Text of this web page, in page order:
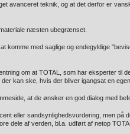
avanceret teknik, og at det derfor er
næsten ubegrænset.
komme med saglige og endegyldige
om at TOTAL, som har eksperter til
kan ske, hvis der bliver igangsat en
at de ønsker en god dialog med
eller sandsynlighedsvurdering, men på
dele af verden, bl.a. udført af netop